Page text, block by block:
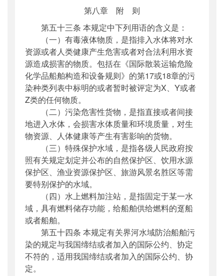
第八章 附 则
第五十三条 本规定中下列用语的含义是：
（一）有毒液体物质，是指排入水体将对水
资源或者人类健康产生危害或者对合法利用水资
源造成损害的物质。包括在《国际散装运输危险
化学品船舶构造和设备规则》的第17或18章的污
染种类列表中标明的或者暂时被评定为X、Y或者
Z类的任何物质。
（二）污染危害性货物，是指直接或者间接
地进入水体，会损害水体质量和环境质量，对生
物资源、人体健康等产生有害影响的货物。
（三）特殊保护水域，是指各级人民政府按
照有关规定划定并公布的自然保护区、饮用水源
保护区、渔业资源保护区、旅游风景名胜区等需
要特别保护的水域。
（四）水上燃料加注站，是指固定于某一水
域，具有燃料储存功能，给船舶供给燃料的趸船
或者船舶。
第五十四条 本规定有关界河水域防治船舶污
染的规定与我国缔结或者加入的国际公约、协定
不符的，适用我国缔结或者加入的国际公约、协
定。